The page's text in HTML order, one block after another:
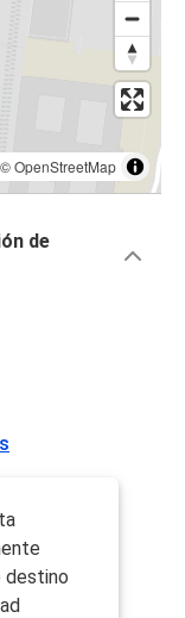
©OpenStreetMap
de
destino